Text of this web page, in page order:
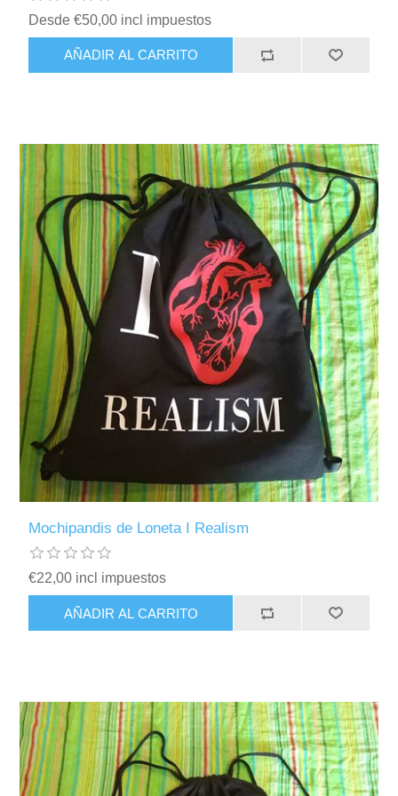
Desde €50,00 incl impuestos
AÑADIR AL CARRITO
Mochipandis de Loneta I Realism
€22,00 incl impuestos
AÑADIR AL CARRITO